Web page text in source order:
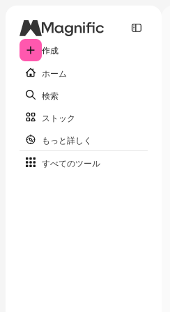
作成
ホーム
検索
ストック
もっと詳しく
すべてのツール